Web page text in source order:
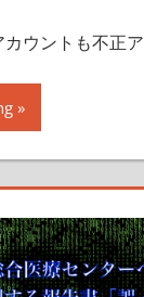
ウントも不正ア